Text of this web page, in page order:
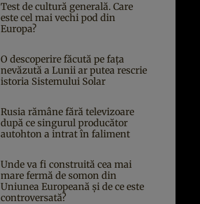
Test de cultură generală. Care
este cel mai vechi pod din
Europa?
O descoperire făcută pe fața
nevăzută a Lunii ar putea rescrie
istoria Sistemului Solar
Rusia rămâne fără televizoare
după ce singurul producător
autohton a intrat în faliment
Unde va fi construită cea mai
mare fermă de somon din
Uniunea Europeană și de ce este
controversată?